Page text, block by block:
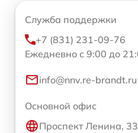
Служба поддержки
+7 (831) 231-09-76
Ежедневно с 9:00 до
info@nnv.re-brandt.ru
Основной офис
Проспект Ленина, 33